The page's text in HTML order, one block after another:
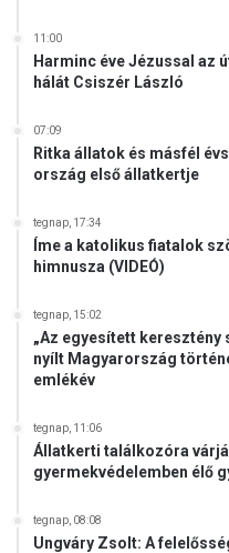
k
11:00
Harminc éve Jézussal az
hálát Csiszér László
07:09
Ritka állatok és másfél
ország első állatkertje
tegnap, 17:34
Íme a katolikus fiatalok
himnusza (VIDEÓ)
tegnap, 15:02
„Az egyesített
nyílt Magyarország
emlékév
tegnap, 11:06
Állatkerti találkozóra
gyermekvédelemben élő
tegnap, 08:08
Ungváry Zsolt: A